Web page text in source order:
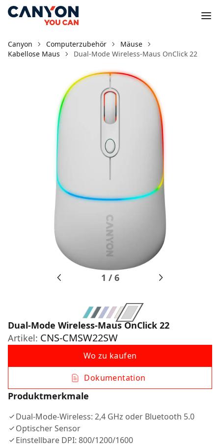
Canyon Computerzubehör
Mäuse
Kabellose Maus
Dual-Mode Wireless-Maus OnClick 22
1 /6
Dual-Mode Wireless-Maus OnClick 22
Artikel: CNS-CMSW22SW
Wo zu kaufen
Dokumentation
Produktmerkmale
Dual-Mode-Wireless: 2,4 GHz oder Bluetooth 5.0
Optischer Sensor
Einstellbare DPI: 800/1200/1600